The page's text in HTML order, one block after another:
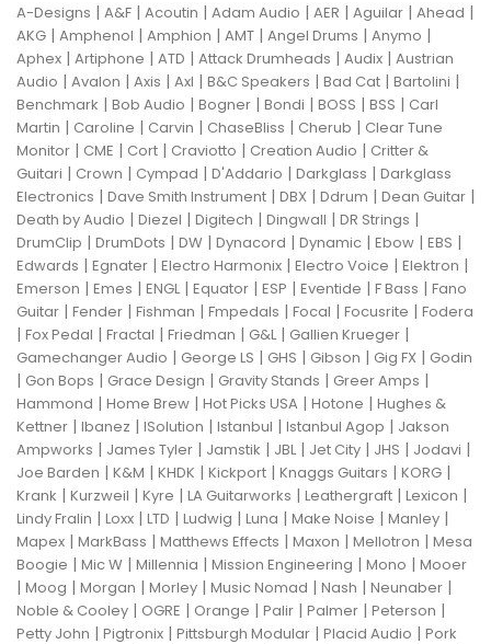
A-Designs | A&F | Acoutin | Adam Audio | AER | Aguilar | Ahead |
AKG | Amphenol | Amphion | AMT | Angel Drums | Anymo |
Aphex | Artiphone | ATD | Attack Drumheads | Audix | Austrian
Audio | Avalon | Axis | Axl | B&C Speakers | Bad Cat | Bartolini |
Benchmark | Bob Audio | Bogner | Bondi | BOSS | BSS | Carl
Martin | Caroline | Carvin | ChaseBliss | Cherub | Clear Tune
Monitor | CME | Cort | Craviotto | Creation Audio | Critter &
Guitari | Crown | Cympad | D'Addario | Darkglass | Darkglass
Electronics | Dave Smith Instrument | DBX | Ddrum | Dean Guitar |
Death by Audio | Diezel | Digitech | Dingwall | DR Strings |
DrumClip | DrumDots | DW | Dynacord | Dynamic | Ebow | EBS |
Edwards | Egnater | Electro Harmonix | Electro Voice | Elektron |
Emerson | Emes | ENGL| Equator | ESP | Eventide | F Bass | Fano
Guitar | Fender | Fishman | Fmpedals | Focal | Focusrite | Fodera
| Fox Pedal | Fractal | Friedman | G&L| Gallien Krueger |
Gamechanger Audio | George LS | GHS | Gibson | Gig FX | Godin
| Gon Bops | Grace Design | Gravity Stands | Greer Amps |
Hammond | Home Brew | Hot Picks USA | Hotone | Hughes &
Kettner | Ibanez | ISolution | Istanbul | Istanbul Agop | Jakson
Ampworks | James Tyler | Jamstik | JBL| Jet City | JHS | Jodavi |
Joe Barden | K&M | KHDK | Kickport | Knaggs Guitars | KORG |
Krank | Kurzweil | Kyre | LA Guitarworks | Leathergraft | Lexicon |
Lindy Fralin | Loxx | LTD | Ludwig | Luna | Make Noise | Manley |
Mapex | MarkBass | Matthews Effects | Maxon | Mellotron | Mesa
Boogie | Mic W | Millennia | Mission Engineering | Mono | Mooer
| Moog | Morgan | Morley | Music Nomad | Nash | Neunaber |
Noble & Cooley | OGRE | Orange | Palir | Palmer | Peterson |
Petty John | Pigtronix | Pittsburgh Modular | Placid Audio | Pork